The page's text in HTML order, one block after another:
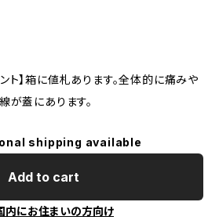
ト】箱に値札あります。全体的に痛みや
が蓋にあります。
shipping available
Add to cart
内にお住まいの方向け